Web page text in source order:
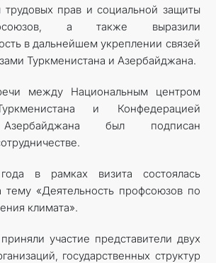
прав и социальной защиты
а также выразили
в дальнейшем укреплении связей
Туркменистана и Азербайджана.
между Национальным центром
и Конфедерацией
был подписан
в рамках визита состоялась
тему «Деятельность профсоюзов по
климата».
участие представители двух
государственных структур